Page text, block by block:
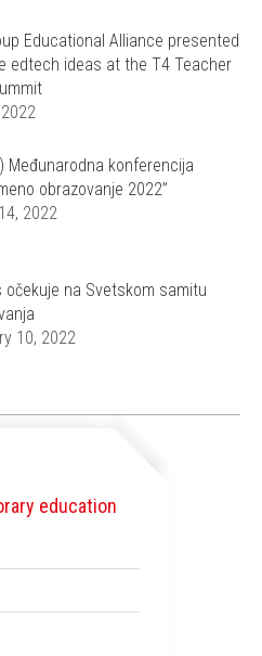
Educational Alliance presented
edtech ideas at the T4 Teacher
Međunarodna konferencija
obrazovanje 2022”
2022
očekuje na Svetskom samitu
10, 2022
education